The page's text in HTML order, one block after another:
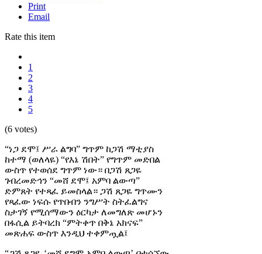
Print
Email
Rate this item
1
2
3
4
5
(6 votes)
“ነጋ ደሞ፤ ሥራ ልግባ” ግጥም ከጋሽ ማቲያስ
ከተማ (ወለላዬ) “የእኔ ሽበት” የግጥም መድበል
ውስጥ የተወሰደ ግጥም ነው። በጋሽ ጸጋዬ
ገብረመድኅን “መሸ ደሞ፤ አምባ ልውጣ”
ድምጸት የተጻፈ ይመስላል። ጋሽ ጸጋዬ ግጥሙን
የጻፈው ነፍሱ የጥበብን ንግሥት ስትፈልግና
ስታገኝ የሚሰማውን ዕርካታ ለመግለጽ መሆኑን
በፋሲል ይትባረክ “ምትቀጥ በቅኔ አክናፍ”
መጽሐፍ ውስጥ እንዲህ ተቀምጧል፤